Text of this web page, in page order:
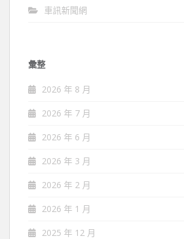
車訊新聞網
彙整
2026 年 8 月
2026 年 7 月
2026 年 6 月
2026 年 3 月
2026 年 2 月
2026 年 1 月
2025 年 12 月